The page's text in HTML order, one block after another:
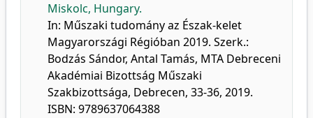
Miskolc, Hungary.
In: Műszaki tudomány az Észak-kelet
Magyarországi Régióban 2019. Szerk.:
Bodzás Sándor, Antal Tamás, MTA Debreceni
Akadémiai Bizottság Műszaki
Szakbizottsága, Debrecen, 33-36, 2019.
ISBN: 9789637064388